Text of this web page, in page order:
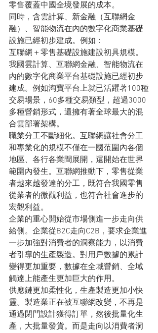
零售覆蓋中國全境發展的成本。
同時，含雲計算、新金融（互聯網金
融）、智能物流在內的數字化商業基礎
設施已經初步建成。例如：
互聯網＋零售基礎設施建設初具規模。
我國雲計算、互聯網金融、智能物流在
內的數字化商業平台基礎設施已經初步
建成。例如淘寶平台上就已活躍著100種
交易場景，60多種交易類型，超過3000
多種營銷形式，還擁有著全球最大的混
合雲部署架構。
職業分工不斷細化。互聯網讓社會分工
和專業化的規模不僅在一國范圍內各個
地區、各行各業間展開，還開始在世界
範圍內發生。互聯網推動下，零售從業
者越來越發達的分工，既符合我國零售
從業者的微觀利益，也符合社會進步的
宏觀利益。
企業的重心開始從市場側進一步走向供
給側。企業從B2C走向C2B，要求企業進
一步加強對消費者的洞察能力，以消費
者引導的生產製造。對用戶數據的累計
變得更加重要，數據在全域營銷、全域
觸達上能產生更加巨大的作用。
供應鏈更加柔性化，生產製造更加小快
靈。製造業正在被互聯網改變，不再是
通過閉門設計獲得訂單，然後批量化生
產，大批量發貨。而是走向以消費者洞